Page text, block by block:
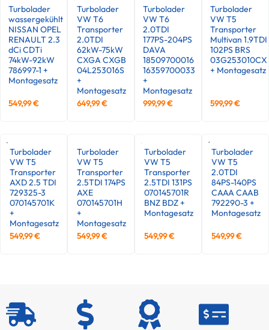
Turbolader
wassergekühlt
NISSAN OPEL
RENAULT 2.3
dCi CDTi
74kW-92kW
786997-1 +
Montagesatz
549,99€
Turbolader
VW T6
Transporter
2.0TDI
62kW-75kW
CXGA CXGB
04L253016S
+
Montagesatz
649,99€
Turbolader
VW T6
2.0TDI
177PS-204PS
DAVA
18509700016
16359700033
+
Montagesatz
999,99€
Turbolader
VW T5
Transporter
Multivan 1.9TDI
102PS BRS
03G253010CX
+ Montagesatz
599,99€
Turbolader
VW T5
Transporter
AXD 2.5 TDI
729325-3
070145701K
+
Montagesatz
549,99€
Turbolader
VW T5
Transporter
2.5TDI 174PS
AXE
070145701H
+
Montagesatz
549,99€
Turbolader
VW T5
Transporter
2.5TDI 131PS
070145701R
BNZ BDZ +
Montagesatz
549,99€
Turbolader
VW T5
2.0TDI
84PS-140PS
CAAA CAAB
792290-3 +
Montagesatz
549,99€